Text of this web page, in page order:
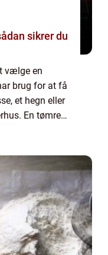
sikrer du
vælge en
brug for at få
et hegn eller
En tømrer